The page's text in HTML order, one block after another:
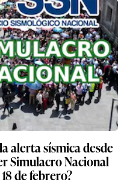
alerta sísmica desde
Simulacro Nacional
de febrero?